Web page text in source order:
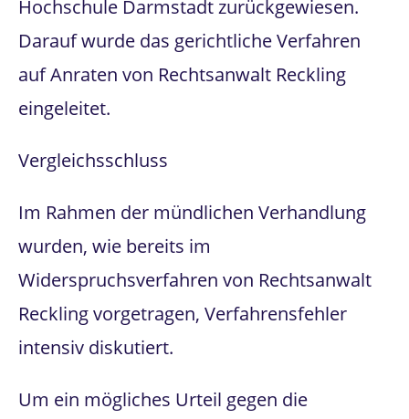
Hochschule Darmstadt zurückgewiesen.
Darauf wurde das gerichtliche Verfahren
auf Anraten von Rechtsanwalt Reckling
eingeleitet.
Vergleichsschluss
Im Rahmen der mündlichen Verhandlung
wurden, wie bereits im
Widerspruchsverfahren von Rechtsanwalt
Reckling vorgetragen, Verfahrensfehler
intensiv diskutiert.
Um ein mögliches Urteil gegen die